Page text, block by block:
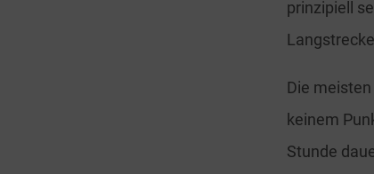
prinzipiell
Die
keinem
Stunde